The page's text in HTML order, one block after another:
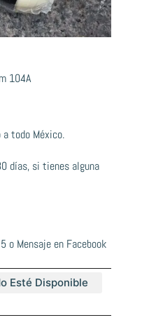
104A
todo México.
días, si tienes alguna
o Mensaje en Facebook
Esté Disponible